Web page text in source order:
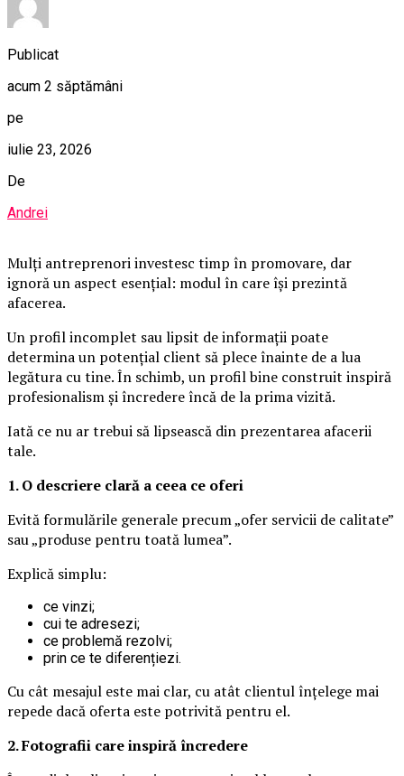
Publicat
acum 2 săptămâni
pe
iulie 23, 2026
De
Andrei
Mulți antreprenori investesc timp în promovare, dar
ignoră un aspect esențial: modul în care își prezintă
afacerea.
Un profil incomplet sau lipsit de informații poate
determina un potențial client să plece înainte de a lua
legătura cu tine. În schimb, un profil bine construit inspiră
profesionalism și încredere încă de la prima vizită.
Iată ce nu ar trebui să lipsească din prezentarea afacerii
tale.
1. O descriere clară a ceea ce oferi
Evită formulările generale precum „ofer servicii de calitate”
sau „produse pentru toată lumea”.
Explică simplu:
ce vinzi;
cui te adresezi;
ce problemă rezolvi;
prin ce te diferențiezi.
Cu cât mesajul este mai clar, cu atât clientul înțelege mai
repede dacă oferta este potrivită pentru el.
2. Fotografii care inspiră încredere